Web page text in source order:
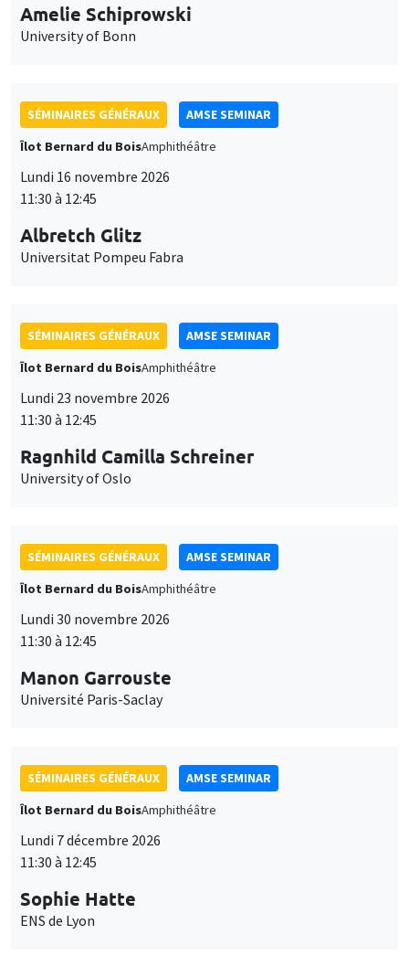
Amelie Schiprowski
University of Bonn
SÉMINAIRES GÉNÉRAUX
AMSE SEMINAR
Îlot Bernard du BoisAmphithéâtre
Lundi 16 novembre 2026
11:30 à 12:45
Albretch Glitz
Universitat Pompeu Fabra
SÉMINAIRES GÉNÉRAUX
AMSE SEMINAR
Îlot Bernard du BoisAmphithéâtre
Lundi 23 novembre 2026
11:30 à 12:45
Ragnhild Camilla Schreiner
University of Oslo
SÉMINAIRES GÉNÉRAUX
AMSE SEMINAR
Îlot Bernard du BoisAmphithéâtre
Lundi 30 novembre 2026
11:30 à 12:45
Manon Garrouste
Université Paris-Saclay
SÉMINAIRES GÉNÉRAUX
AMSE SEMINAR
Îlot Bernard du BoisAmphithéâtre
Lundi 7 décembre 2026
11:30 à 12:45
Sophie Hatte
ENS de Lyon